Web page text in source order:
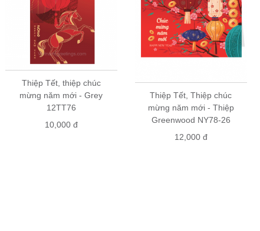
Thiệp Tết, thiệp chúc
mừng năm mới - Grey
12TT76
10,000 đ
Thiệp Tết, Thiệp chúc
mừng năm mới - Thiệp
Greenwood NY78-26
12,000 đ